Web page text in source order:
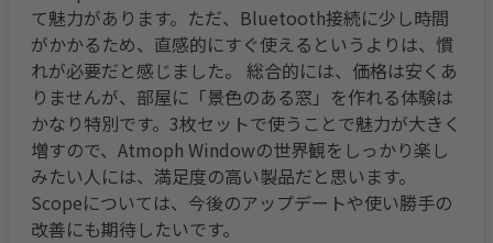
て魅力があります。ただ、Bluetooth接続に少し時間
がかかるため、直感的にすぐ使えるというよりは、慣
れが必要だと感じました。 総合的には、価格は安くあ
りませんが、部屋に「景色のある窓」を作れる体験は
かなり特別です。3枚セットで使うことで魅力が大きく
増すので、Atmoph Windowの世界観をしっかり楽し
みたい人には、満足度の高い製品だと思います。
Scopeについては、今後のアップデートや使い勝手の
改善にも期待したいです。